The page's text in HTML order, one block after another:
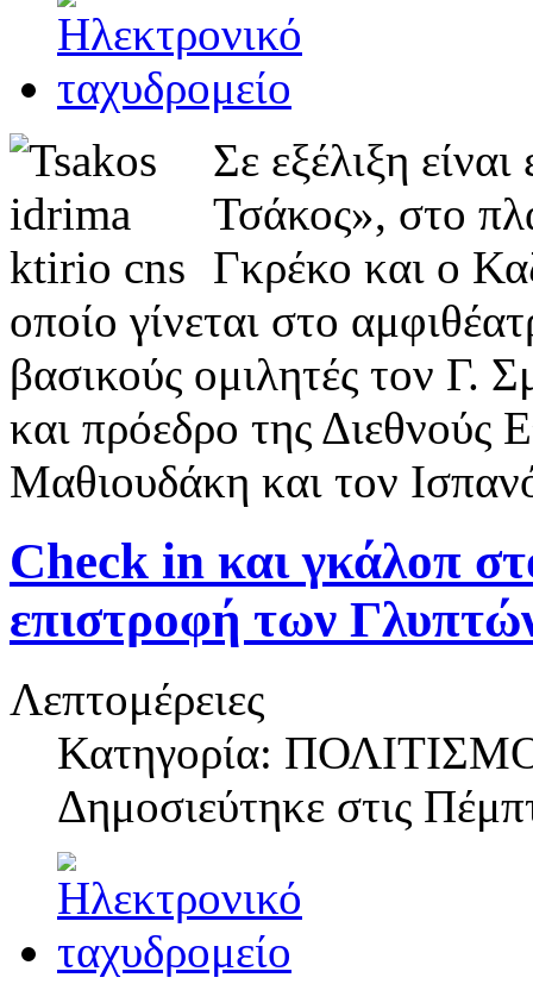
Σε εξέλιξη
Τσάκος», στο
Γκρέκο και ο
οποίο γίνεται στο
βασικούς ομιλητές τον Γ.
και πρόεδρο της
Μαθιουδάκη και τον
Check in και γκάλοπ
επιστροφή των
Λεπτομέρειες
Κατηγορία:
Δημοσιεύτηκε στις